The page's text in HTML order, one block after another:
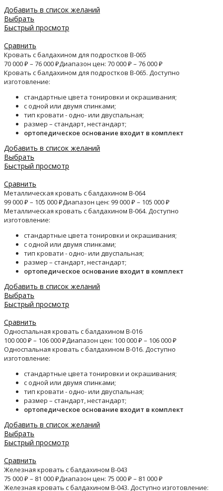
Добавить в список желаний
Выбрать
Быстрый просмотр
Сравнить
Кровать с балдахином для подростков B-065
70 000₽ – 76 000₽Диапазон цен: 70 000 ₽ – 76 000 ₽
Кровать с балдахином для подростков B-065. Доступно
изготовление:
стандартные цвета тонировки и окрашивания;
с одной или двумя спинками;
тип кровати - одно- или двуспальная;
размер – стандарт, нестандарт;
ортопедическое основание входит в комплект
Добавить в список желаний
Выбрать
Быстрый просмотр
Сравнить
Металлическая кровать с балдахином B-064
99 000₽ – 105 000₽Диапазон цен: 99 000 ₽ – 105 000 ₽
Металлическая кровать с балдахином B-064. Доступно
изготовление:
стандартные цвета тонировки и окрашивания;
с одной или двумя спинками;
тип кровати - одно- или двуспальная;
размер – стандарт, нестандарт;
ортопедическое основание входит в комплект
Добавить в список желаний
Выбрать
Быстрый просмотр
Сравнить
Односпальная кровать с балдахином B-016
100 000₽ – 106 000₽Диапазон цен: 100 000 ₽ – 106 000 ₽
Односпальная кровать с балдахином B-016. Доступно
изготовление:
стандартные цвета тонировки и окрашивания;
с одной или двумя спинками;
тип кровати - одно- или двуспальная;
размер – стандарт, нестандарт;
ортопедическое основание входит в комплект
Добавить в список желаний
Выбрать
Быстрый просмотр
Сравнить
Железная кровать с балдахином B-043
75 000₽ – 81 000₽Диапазон цен: 75 000 ₽ – 81 000 ₽
Железная кровать с балдахином B-043. Доступно изготовление: